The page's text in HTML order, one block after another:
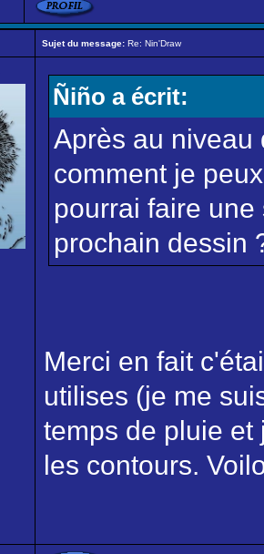
Sujet du message: Re: Nin'Draw
Ñiño a écrit:
Après au niveau
comment je
pourrai faire
prochain dessin
Merci en fait
utilises (je me
temps de pluie et
les contours.